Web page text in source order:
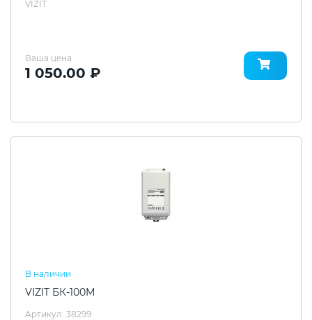
VIZIT
Ваша цена
1 050.00 ₽
В наличии
VIZIT БК-100М
Артикул: 38299